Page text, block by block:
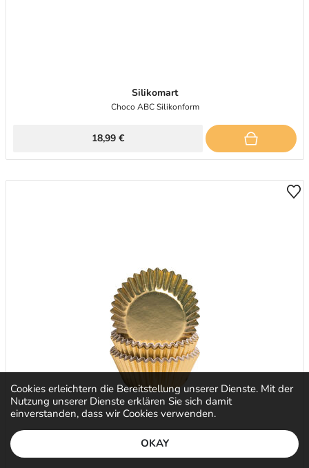
Cookies erleichtern die Bereitstellung unserer Dienste. Mit der
Nutzung unserer Dienste erklären Sie sich damit
einverstanden, dass wir Cookies verwenden.
OKAY
Silikomart
Choco ABC Silikonform
18,99 €